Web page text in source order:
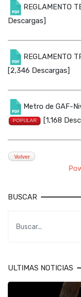
REGLAMENTO
Descargas]
REGLAMENTO
[2,346 Descargas]
Metro de GAF-
POPULAR [1,168
Volver
BUSCAR
ULTIMAS NOTICIAS